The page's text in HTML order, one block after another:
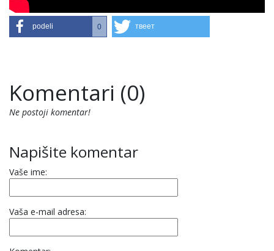
podeli 0 твеет
Komentari (0)
Ne postoji komentar!
Napišite komentar
Vaše ime:
Vaša e-mail adresa: